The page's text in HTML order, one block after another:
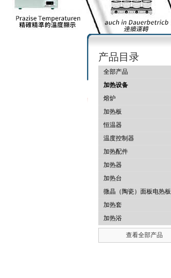
武汉提沃克科技有限公司
产品目录
全部产品
加热设备
熔炉
加热板
恒温器
温度控制器
加热配件
加热器
加热台
微晶（陶瓷）面板电热板
加热套
加热浴
查看全部产品